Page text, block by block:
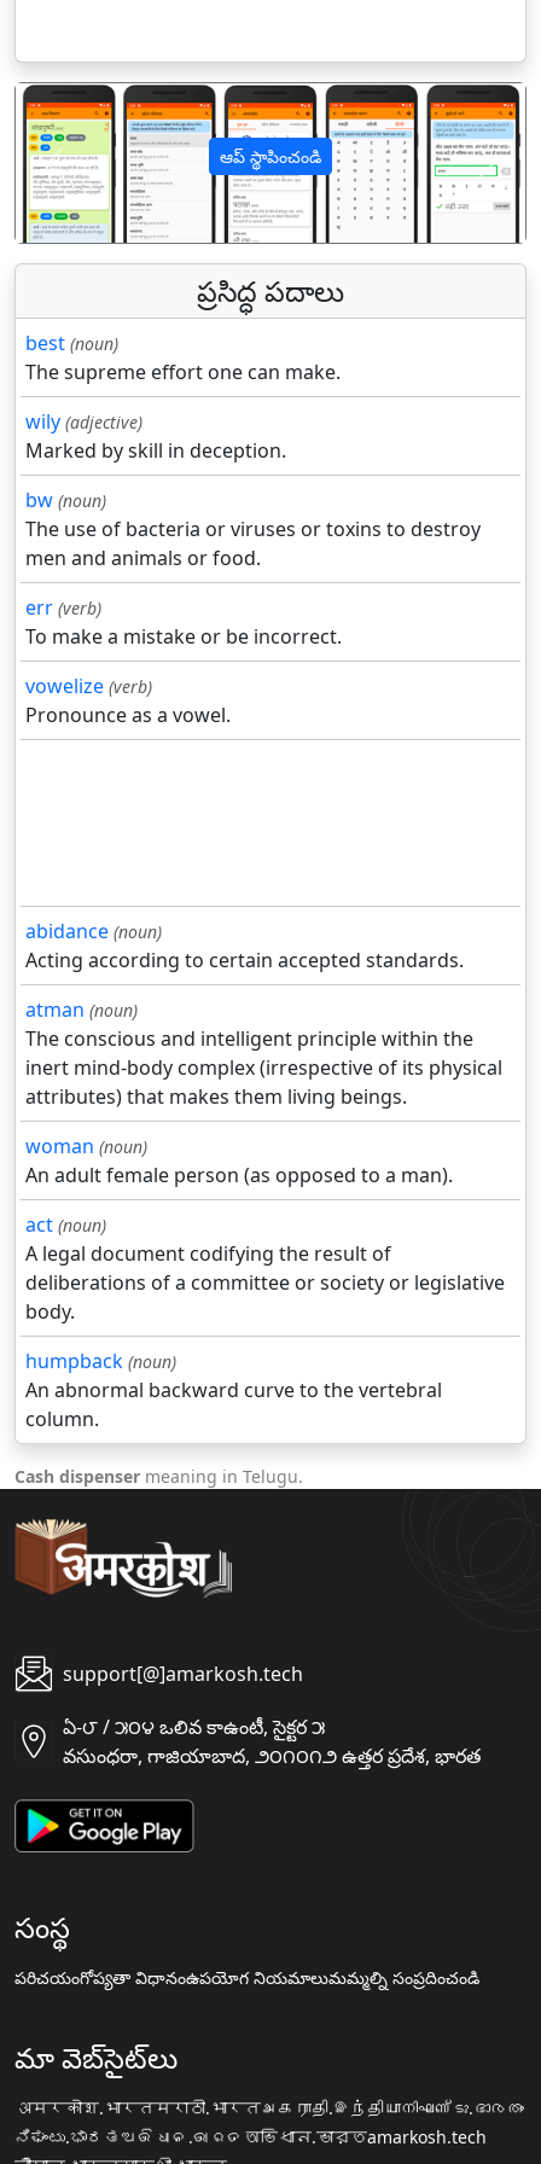
ఆప్ స్థాపించండి
पिछला
ప్రసిద్ధ పదాలు
best (noun)
The supreme effort one can make.
wily (adjective)
Marked by skill in deception.
bw (noun)
The use of bacteria or viruses or toxins to destroy
men and animals or food.
err (verb)
To make a mistake or be incorrect.
vowelize (verb)
Pronounce as a vowel.
abidance (noun)
Acting according to certain accepted standards.
atman (noun)
The conscious and intelligent principle within the
inert mind-body complex (irrespective of its physical
attributes) that makes them living beings.
woman (noun)
An adult female person (as opposed to a man).
act (noun)
A legal document codifying the result of
deliberations of a committee or society or legislative
body.
humpback (noun)
An abnormal backward curve to the vertebral
column.
Cash dispenser meaning in Telugu.
support[@]amarkosh.tech
ఏ-౮ / ౫౦౪ ఒలివ కాఉంటీ, సైక్టర ౫
వసుంధరా, గాజియాబాద, ౨౦౧౦౧౨ ఉత్తర ప్రదేశ, భారత
సంస్థ
పరిచయంగోప్యతా విధానంఉపయోగ నియమాలుమమ్మల్ని సంప్రదించండి
మా వెబ్‌సైట్‌లు
अमरकोश.भारतमराठी.भारतஅகராதி.இந்தியாനിഘണ്ടു.ഭാരതം
ನಿಘಂಟು.ಭಾರತ ଅଭିଧାନ.ଭାରତ অভিধান.ভারতamarkosh.tech